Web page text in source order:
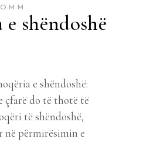
e shëndoshë
e shëndoshë:
çfarë do të thotë të
të shëndoshë,
në përmirësimin e